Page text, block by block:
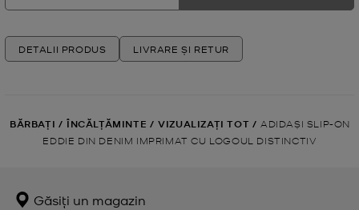
DETALII PRODUS LIVRARE ȘI RETUR
BĂRBAȚI / ÎNCĂLȚĂMINTE / VIZUALIZAȚI TOT / ADIDAȘI SLIP-ON
EDDIE DIN DENIM IMPRIMAT CU LOGOUL DISTINCTIV
Găsiți un magazin